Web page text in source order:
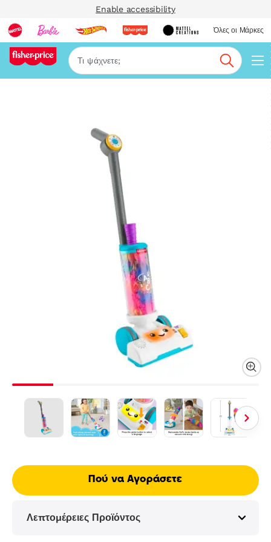
Enable accessibility
Όλες οι Μάρκες
Πού να Αγοράσετε
Λεπτομέρειες Προϊόντος